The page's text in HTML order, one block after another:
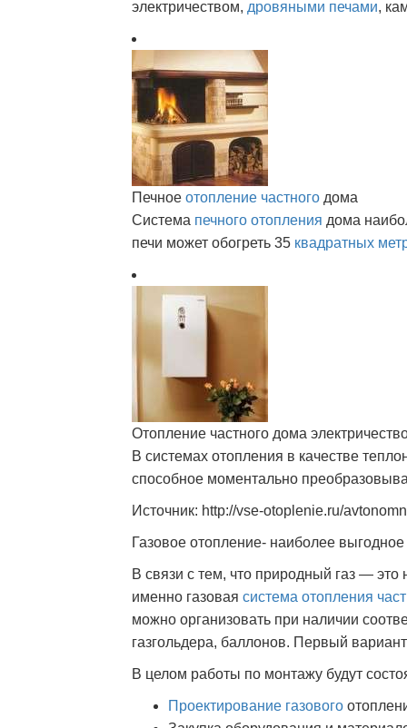
электричеством, дровяными печами,
Печное отопление частного дома
Система печного отопления дома
печи может обогреть 35 квадратных
Отопление частного дома
В системах отопления в качестве
способное моментально
Источник: http://vse-otoplenie.ru/
Газовое отопление- наиболее
В связи с тем, что природный газ —
именно газовая система отопления
можно организовать при наличии
газгольдера, баллонов. Первый
В целом работы по монтажу будут
Проектирование газового